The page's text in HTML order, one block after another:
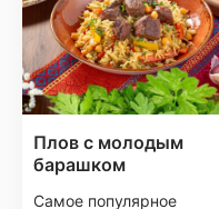
Плов с молодым
барашком
Самое популярное